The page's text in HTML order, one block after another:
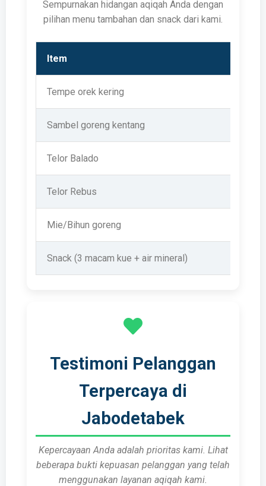
Sempurnakan hidangan aqiqah Anda dengan
pilihan menu tambahan dan snack dari kami.
Item
Tempe orek kering
Sambel goreng kentang
Telor Balado
Telor Rebus
Mie/Bihun goreng
Snack (3 macam kue + air mineral)
Testimoni Pelanggan
Terpercaya di
Jabodetabek
Kepercayaan Anda adalah prioritas kami. Lihat
beberapa bukti kepuasan pelanggan yang telah
menggunakan layanan aqiqah kami.